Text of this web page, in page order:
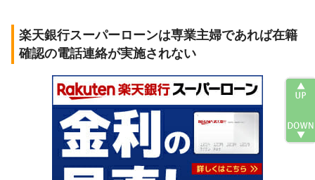
楽天銀行スーパーローンは専業主婦であれば在籍
確認の電話連絡が実施されない